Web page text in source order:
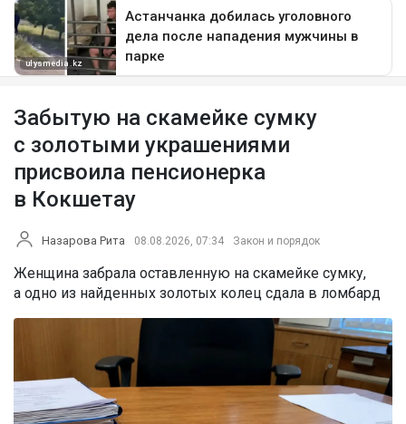
Забытую на скамейке сумку
с золотыми украшениями
присвоила пенсионерка
в Кокшетау
Назарова Рита 08.08.2026, 07:34 Закон и порядок
Женщина забрала оставленную на скамейке сумку,
а одно из найденных золотых колец сдала в ломбард